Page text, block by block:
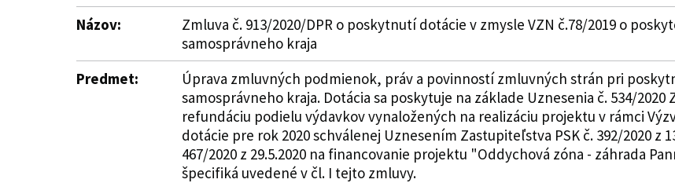
Názov:
Zmluva č. 913/2020/DPR o poskytnutí dotácie v zmysle VZN č.78/2019 o
samosprávneho kraja
Predmet:
Úprava zmluvných podmienok, práv a povinností zmluvných strán pri
samosprávneho kraja. Dotácia sa poskytuje na základe Uznesenia č. 534/2020
refundáciu podielu výdavkov vynaložených na realizáciu projektu v rámci
dotácie pre rok 2020 schválenej Uznesením Zastupiteľstva PSK č. 392/2020 z
467/2020 z 29.5.2020 na financovanie projektu "Oddychová zóna - záhrada
špecifiká uvedené v čl. I tejto zmluvy.